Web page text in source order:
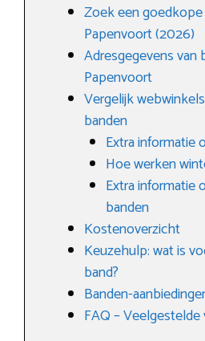
Zoek een
Papenvoort (2026)
Adresgegevens van
Papenvoort
Vergelijk
banden
Extra informatie
Hoe werken
Extra informatie
banden
Kostenoverzicht
Keuzehulp: wat is
band?
Banden-
FAQ – Veelgestelde